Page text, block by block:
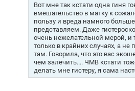
Вот мне так кстати одна гиня
вмешательство в матку к
пользу и вреда намного
представляем. Даже
очень нежелательной мерой, и
только в крайних случаях, а не
там. Говорила, что это вас
чем залечить.... ЧМВ кстати
делать мне гистеру, я сама